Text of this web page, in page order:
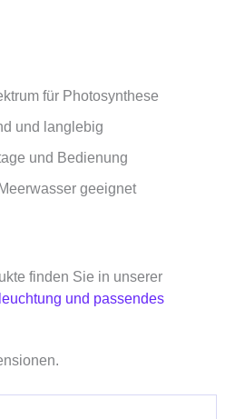
für Photosynthese
und langlebig
und Bedienung
geeignet
finden Sie in unserer
und passendes